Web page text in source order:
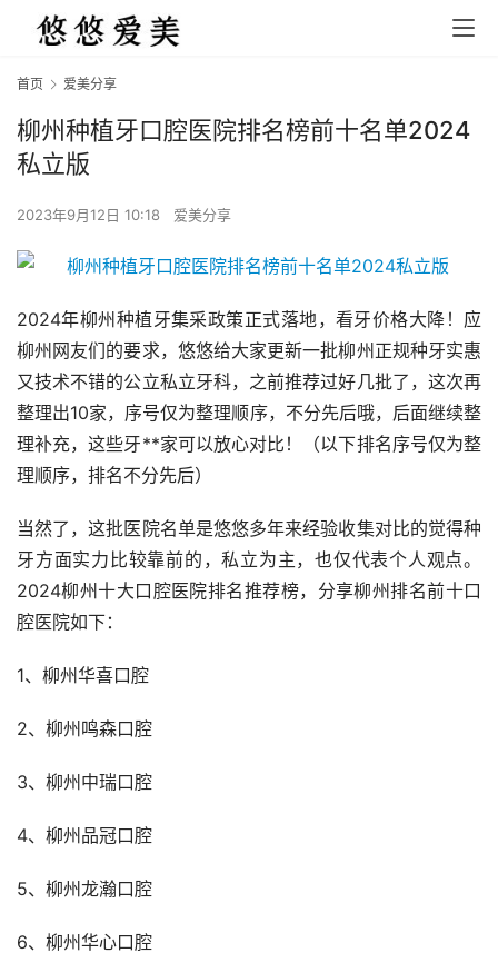
首页 爱美分享
柳州种植牙口腔医院排名榜前十名单2024
私立版
2023年9月12日 10:18 爱美分享
2024年柳州种植牙集采政策正式落地，看牙价格大降！应
柳州网友们的要求，悠悠给大家更新一批柳州正规种牙实惠
又技术不错的公立私立牙科，之前推荐过好几批了，这次再
整理出10家，序号仅为整理顺序，不分先后哦，后面继续整
理补充，这些牙**家可以放心对比！（以下排名序号仅为整
理顺序，排名不分先后）
当然了，这批医院名单是悠悠多年来经验收集对比的觉得种
牙方面实力比较靠前的，私立为主，也仅代表个人观点。
2024柳州十大口腔医院排名推荐榜，分享柳州排名前十口
腔医院如下：
1、柳州华喜口腔
2、柳州鸣森口腔
3、柳州中瑞口腔
4、柳州品冠口腔
5、柳州龙瀚口腔
6、柳州华心口腔